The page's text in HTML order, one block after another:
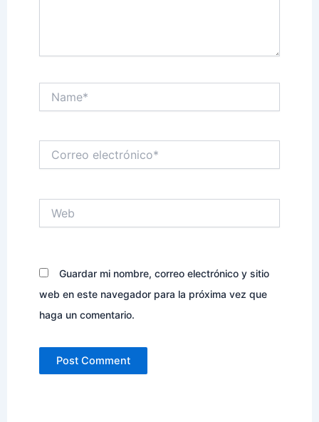
electrónico*
Guardar mi nombre, correo electrónico y sitio
web en este navegador para la próxima vez que
haga un comentario.